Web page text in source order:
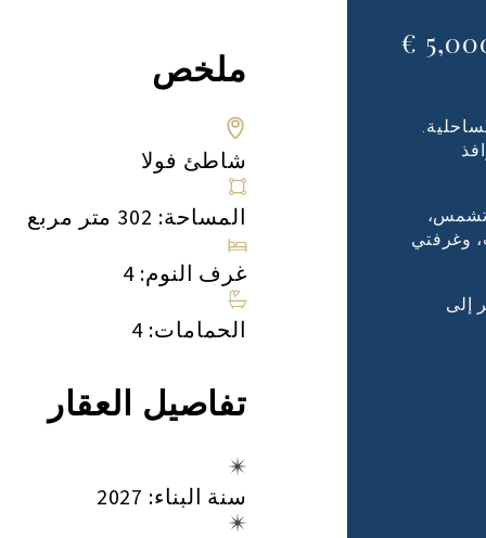
الفخامة الساحلية.
× 2.30 مترًا)، وشرفة تشمس،
للسيارات، وغرفتي
إلى
ملخص
شاطئ فولا
المساحة: 302 متر مربع
غرف النوم: 4
الحمامات: 4
تفاصيل العقار
سنة البناء: 2027